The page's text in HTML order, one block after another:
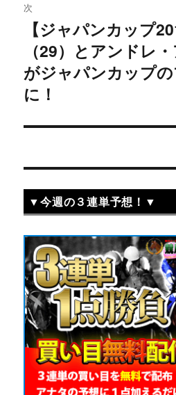
ー
シ
ョ
ン
次
の
投
稿:
【ジャパンカップ
（29）とアンドレ
がジャパンカップ
に！
▼今週の３連単予想！▼